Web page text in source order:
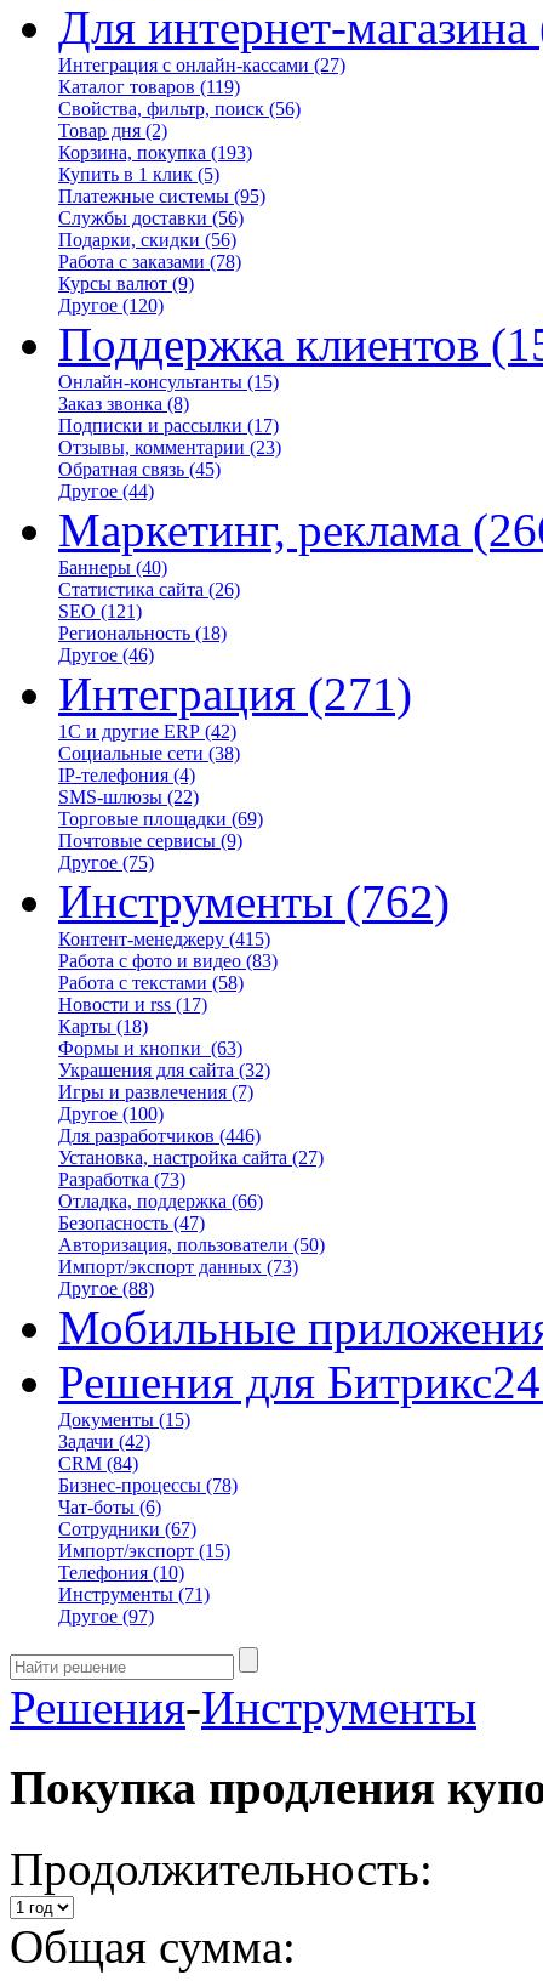
Для интернет-магазина
Интеграция с онлайн-кассами (27)
Каталог товаров (119)
Свойства, фильтр, поиск (56)
Товар дня (2)
Корзина, покупка (193)
Купить в 1 клик (5)
Платежные системы (95)
Службы доставки (56)
Подарки, скидки (56)
Работа с заказами (78)
Курсы валют (9)
Другое (120)
Поддержка клиентов
Онлайн-консультанты (15)
Заказ звонка (8)
Подписки и рассылки (17)
Отзывы, комментарии (23)
Обратная связь (45)
Другое (44)
Маркетинг, реклама
Баннеры (40)
Статистика сайта (26)
SEO (121)
Региональность (18)
Другое (46)
Интеграция (271)
1С и другие ERP (42)
Социальные сети (38)
IP-телефония (4)
SMS-шлюзы (22)
Торговые площадки (69)
Почтовые сервисы (9)
Другое (75)
Инструменты (762)
Контент-менеджеру (415)
Работа с фото и видео (83)
Работа с текстами (58)
Новости и rss (17)
Карты (18)
Формы и кнопки (63)
Украшения для сайта (32)
Игры и развлечения (7)
Другое (100)
Для разработчиков (446)
Установка, настройка сайта (27)
Разработка (73)
Отладка, поддержка (66)
Безопасность (47)
Авторизация, пользователи (50)
Импорт/экспорт данных (73)
Другое (88)
Мобильные
Решения для Битрикс24
Документы (15)
Задачи (42)
CRM (84)
Бизнес-процессы (78)
Чат-боты (6)
Сотрудники (67)
Импорт/экспорт (15)
Телефония (10)
Инструменты (71)
Другое (97)
Решения-Инструменты
Покупка продления
Продолжительность:
Общая сумма: